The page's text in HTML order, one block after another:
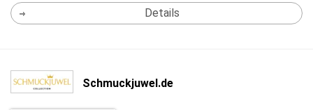
Details
Schmuckjuwel.de